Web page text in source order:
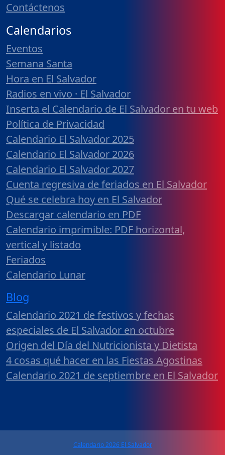
Contáctenos
Calendarios
Eventos
Semana Santa
Hora en El Salvador
Radios en vivo · El Salvador
Inserta el Calendario de El Salvador en tu web
Política de Privacidad
Calendario El Salvador 2025
Calendario El Salvador 2026
Calendario El Salvador 2027
Cuenta regresiva de feriados en El Salvador
Qué se celebra hoy en El Salvador
Descargar calendario en PDF
Calendario imprimible: PDF horizontal,
vertical y listado
Feriados
Calendario Lunar
Blog
Calendario 2021 de festivos y fechas
especiales de El Salvador en octubre
Origen del Día del Nutricionista y Dietista
4 cosas qué hacer en las Fiestas Agostinas
Calendario 2021 de septiembre en El Salvador
Calendario 2026 El Salvador